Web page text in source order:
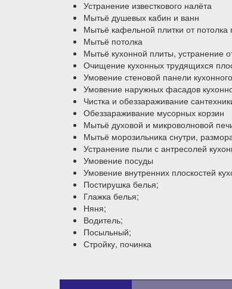
Устранение известкового налёта
Мытьё душевых кабин и ванн
Мытьё кафельной плитки от потолка
Мытьё потолка
Мытьё кухонной плиты, устранение
Очищение кухонных трудящихся
Умовение стеновой панели
Умовение наружных фасадов
Чистка и обеззараживание
Обеззараживание мусорных корзин
Мытьё духовой и микроволновой
Мытьё морозильника снутри,
Устранение пыли с антресолей
Умовение посуды
Умовение внутренних плоскостей
Постирушка белья;
Глажка белья;
Няня;
Водитель;
Посыльный;
Стройку, починка